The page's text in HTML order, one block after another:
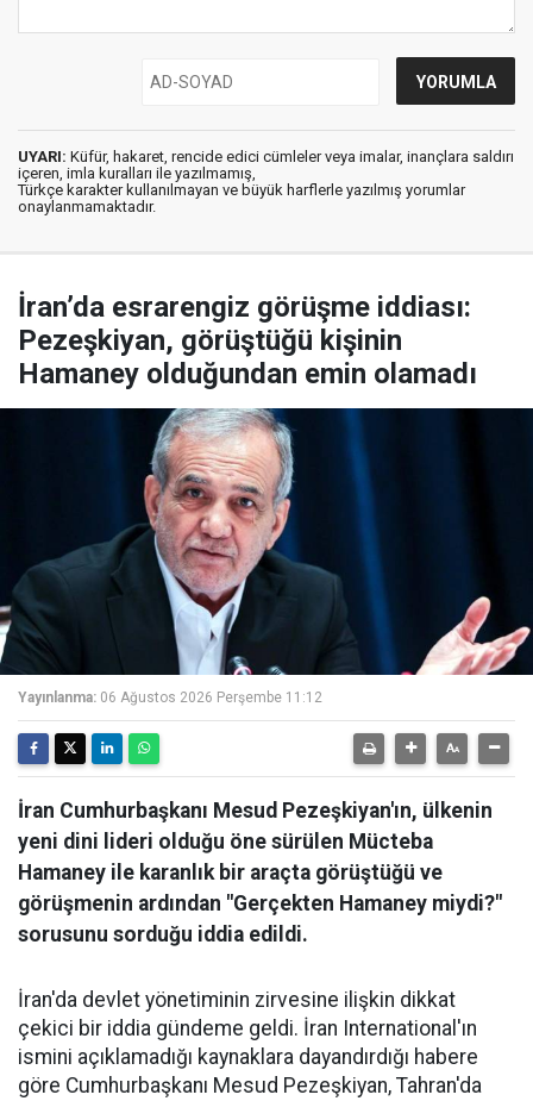
UYARI: Küfür, hakaret, rencide edici cümleler veya imalar, inançlara saldırı
içeren, imla kuralları ile yazılmamış,
Türkçe karakter kullanılmayan ve büyük harflerle yazılmış yorumlar
onaylanmamaktadır.
İran’da esrarengiz görüşme iddiası:
Pezeşkiyan, görüştüğü kişinin
Hamaney olduğundan emin olamadı
Yayınlanma: 06 Ağustos 2026 Perşembe 11:12
İran Cumhurbaşkanı Mesud Pezeşkiyan'ın, ülkenin
yeni dini lideri olduğu öne sürülen Mücteba
Hamaney ile karanlık bir araçta görüştüğü ve
görüşmenin ardından "Gerçekten Hamaney miydi?"
sorusunu sorduğu iddia edildi.
İran'da devlet yönetiminin zirvesine ilişkin dikkat
çekici bir iddia gündeme geldi. İran International'ın
ismini açıklamadığı kaynaklara dayandırdığı habere
göre Cumhurbaşkanı Mesud Pezeşkiyan, Tahran'da